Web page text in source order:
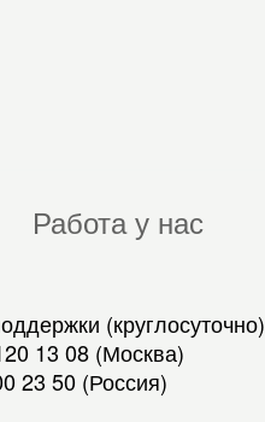
Работа у нас
(круглосуточно)
13 08 (Москва)
23 50 (Россия)